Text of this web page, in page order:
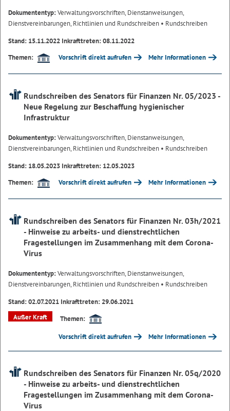
Dokumententyp:Verwaltungsvorschriften, Dienstanweisungen,
Dienstvereinbarungen, Richtlinien und Rundschreiben • Rundschreiben
Stand: 15.11.2022 Inkrafttreten: 08.11.2022
Themen:
Vorschrift direkt aufrufen Mehr Informationen
Rundschreiben des Senators für Finanzen Nr. 05/2023 -
Neue Regelung zur Beschaffung hygienischer
Infrastruktur
Dokumententyp:Verwaltungsvorschriften, Dienstanweisungen,
Dienstvereinbarungen, Richtlinien und Rundschreiben • Rundschreiben
Stand: 18.05.2023 Inkrafttreten: 12.05.2023
Themen:
Vorschrift direkt aufrufen Mehr Informationen
Rundschreiben des Senators für Finanzen Nr. 03h/2021
- Hinweise zu arbeits- und dienstrechtlichen
Fragestellungen im Zusammenhang mit dem Corona-
Virus
Dokumententyp:Verwaltungsvorschriften, Dienstanweisungen,
Dienstvereinbarungen, Richtlinien und Rundschreiben • Rundschreiben
Stand: 02.07.2021 Inkrafttreten: 29.06.2021
Außer Kraft
Themen:
Vorschrift direkt aufrufen Mehr Informationen
Rundschreiben des Senators für Finanzen Nr. 05q/2020
- Hinweise zu arbeits- und dienstrechtlichen
Fragestellungen im Zusammenhang mit dem Corona-
Virus